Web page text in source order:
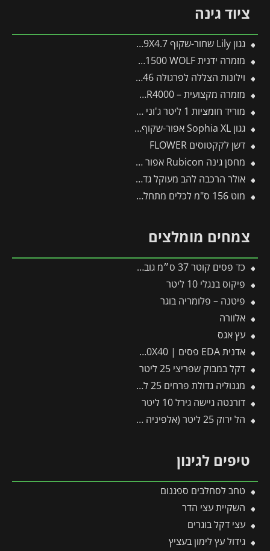
ציוד גינה
גגון Lily שחור-שקוף 0.9X4.7 בעיצוב רטרו מבית פלרם – Canopia
מזמרה ידנית by-pass indoor RR1500 WOLF
וילונות הצללה לפרגולה 3X5.46 מבית פלרם – Canopia
מזמרה מקצועית – WOLF by-pass RR4000
מוריד חומציות 1 ליטר ג'וני גרין
גגון Sophia XL אפור-שקוף 1.4X3.8 עיצוב מודרני מבית פלרם – Canopia
דשן לקקטוסים FLOWER
מחסן גינה Rubicon אפור כהה 1.9X3 מבית פלרם – קנופיה
אולר הרכבה להב מעוקל גדול (סכין) לחיתוך ענפים עבים
מוט 156 ס"מ לכלים מתחלפים פיסקארס
צמחים מומלצים
כד פסים קוטר 37 ס״מ גובה 37 ס״מ שמנת
פיקוס בנגלי 10 ליטר
פיטנה – פלומריה בוגר
אלוורה
עץ אגס
אדנית EDA פסים | 100X40X40 ס"מ | אפור כהה
דקל במבוק שפריצי 25 ליטר
מגנוליה גדולת פרחים 25 ליטר
דורנטה גיישה גירל 10 ליטר
הל ירוק 25 ליטר (אלפיניה הדורה)
טיפים לגינון
טחב לסחלבים ספגנום
השקיית עצי הדר
עצי דקל בוגרים
גידול עץ לימון בעציץ